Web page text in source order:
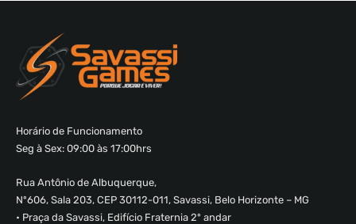
Horário de Funcionamento
Seg à Sex: 09:00 às 17:00hrs
Rua Antônio de Albuquerque,
Nº606, Sala 203, CEP 30112-011, Savassi, Belo Horizonte – MG
• Praça da Savassi, Edifício Fraternia 2º andar